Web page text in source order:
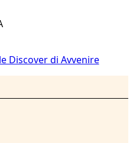
Discover di Avvenire